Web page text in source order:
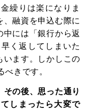
繰りは楽になりま
融資を申込む際に
には「銀行から返
く返してしまいた
います。しかしこの
きです。
の後、思った通り
しまったら大変で
中!
達・資金繰り